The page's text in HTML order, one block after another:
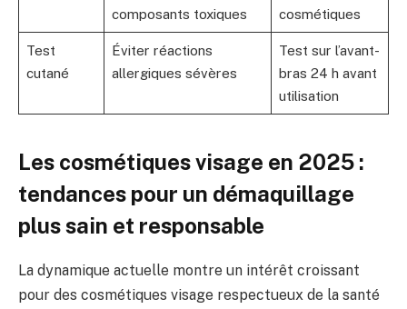
composants toxiques
cosmétiques
Test
cutané
Éviter réactions
allergiques sévères
Test sur l’avant-
bras 24 h avant
utilisation
Les cosmétiques visage en 2025 :
tendances pour un démaquillage
plus sain et responsable
La dynamique actuelle montre un intérêt croissant
pour des cosmétiques visage respectueux de la santé